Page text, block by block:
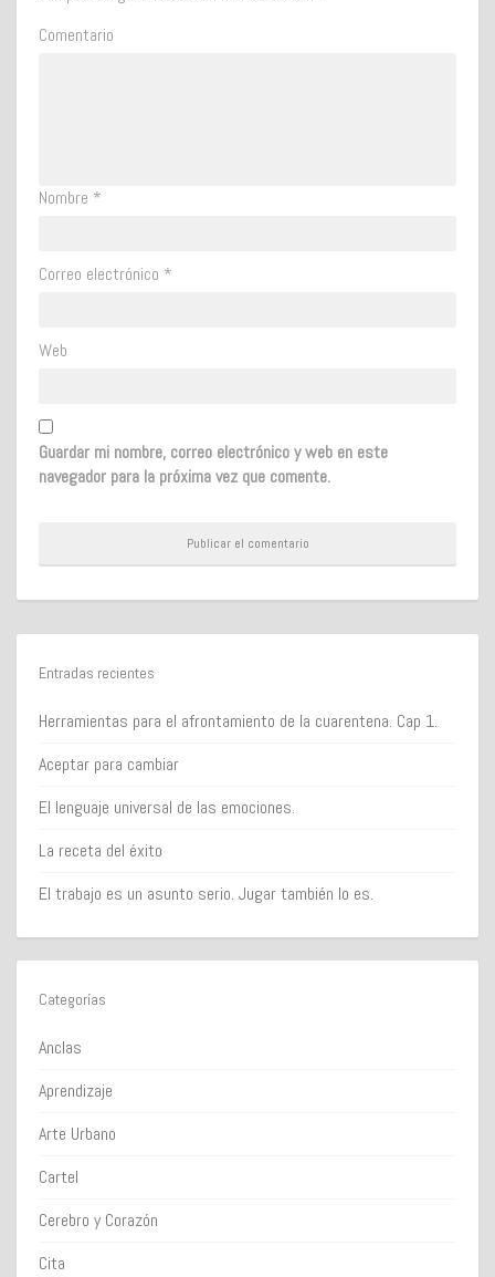
Comentario
Nombre *
Correo electrónico *
Web
Guardar mi nombre, correo electrónico y web en este
navegador para la próxima vez que comente.
Entradas recientes
Herramientas para el afrontamiento de la cuarentena. Cap 1.
Aceptar para cambiar
El lenguaje universal de las emociones.
La receta del éxito
El trabajo es un asunto serio. Jugar también lo es.
Categorías
Anclas
Aprendizaje
Arte Urbano
Cartel
Cerebro y Corazón
Cita